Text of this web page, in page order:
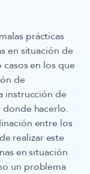
prácticas
en situación de
en los que
de
instrucción de
hacerlo.
entre los
realizar este
en situación
un problema